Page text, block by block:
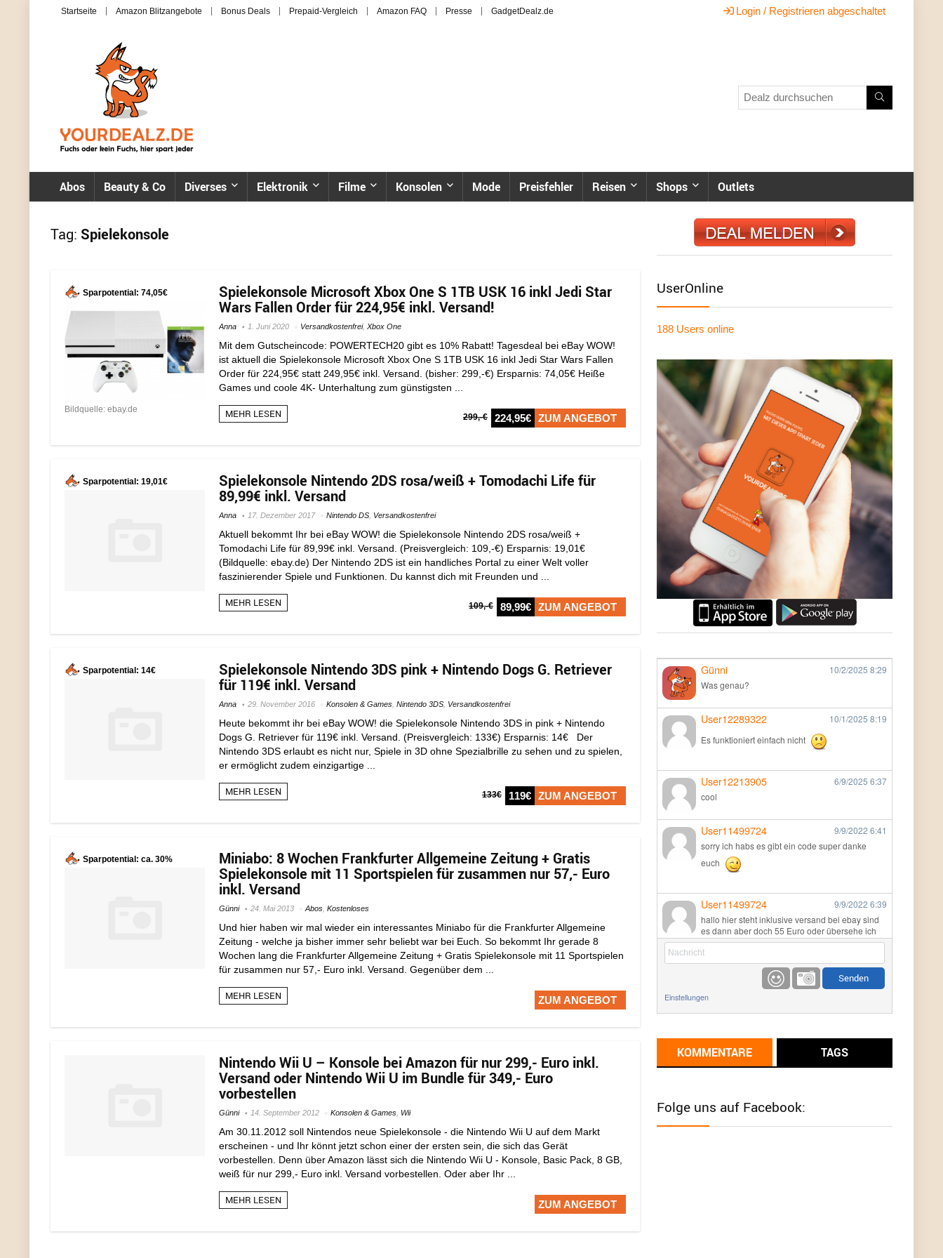
Startseite Amazon Blitzangebote Bonus Deals Prepaid-Vergleich Amazon FAQ Presse GadgetDealz.de Login / Registrieren abgeschaltet
Abos Beauty & Co Diverses Elektronik Filme Konsolen Mode Preisfehler Reisen Shops Outlets
Tag: Spielekonsole
Sparpotential: 74,05€
Bildquelle: ebay.de
Spielekonsole Microsoft Xbox One S 1TB USK 16 inkl Jedi Star
Wars Fallen Order für 224,95€ inkl. Versand!
Anna 1. Juni 2020 Versandkostenfrei, Xbox One
Mit dem Gutscheincode: POWERTECH20 gibt es 10% Rabatt! Tagesdeal bei eBay WOW!
ist aktuell die Spielekonsole Microsoft Xbox One S 1TB USK 16 inkl Jedi Star Wars Fallen
Order für 224,95€ statt 249,95€ inkl. Versand. (bisher: 299,-€) Ersparnis: 74,05€ Heiße
Games und coole 4K- Unterhaltung zum günstigsten ...
MEHR LESEN 299,-€ 224,95€ ZUM ANGEBOT
Sparpotential: 19,01€
Spielekonsole Nintendo 2DS rosa/weiß + Tomodachi Life für
89,99€ inkl. Versand
Anna 17. Dezember 2017 Nintendo DS Versandkostenfrei
Aktuell bekommt Ihr bei eBay WOW! die Spielekonsole Nintendo 2DS rosa/weiß +
Tomodachi Life für 89,99€ inkl. Versand. (Preisvergleich: 109,-€) Ersparnis: 19,01€
(Bildquelle: ebay.de) Der Nintendo 2DS ist ein handliches Portal zu einer Welt voller
faszinierender Spiele und Funktionen. Du kannst dich mit Freunden und ...
MEHR LESEN 109,-€ 89,99€ ZUM ANGEBOT
Sparpotential: 14€
Spielekonsole Nintendo 3DS pink + Nintendo Dogs G. Retriever
für 119€ inkl. Versand
Anna 29. November 2016 Konsolen & Games Nintendo 3DS Versandkostenfrei
Heute bekommt ihr bei eBay WOW! die Spielekonsole Nintendo 3DS in pink + Nintendo
Dogs G. Retriever für 119€ inkl. Versand. (Preisvergleich: 133€) Ersparnis: 14€ Der
Nintendo 3DS erlaubt es nicht nur, Spiele in 3D ohne Spezialbrille zu sehen und zu spielen,
er ermöglicht zudem einzigartige ...
MEHR LESEN 133€ 119€ ZUM ANGEBOT
Sparpotential: ca. 30%
Miniabo: 8 Wochen Frankfurter Allgemeine Zeitung + Gratis
Spielekonsole mit 11 Sportspielen für zusammen nur 57,- Euro
inkl. Versand
Günni 24. Mai 2013 Abos Kostenloses
Und hier haben wir mal wieder ein interessantes Miniabo für die Frankfurter Allgemeine
Zeitung - welche ja bisher immer sehr beliebt war bei Euch. So bekommt Ihr gerade 8
Wochen lang die Frankfurter Allgemeine Zeitung + Gratis Spielekonsole mit 11 Sportspielen
für zusammen nur 57,- Euro inkl. Versand. Gegenüber dem ...
MEHR LESEN ZUM ANGEBOT
Nintendo Wii U – Konsole bei Amazon für nur 299,- Euro inkl.
Versand oder Nintendo Wii U im Bundle für 349,- Euro
vorbestellen
Günni 14. September 2012 Konsolen & Games Wii
Am 30.11.2012 soll Nintendos neue Spielekonsole - die Nintendo Wii U auf dem Markt
erscheinen - und Ihr könnt jetzt schon einer der ersten sein, die sich das Gerät
vorbestellen. Denn über Amazon lässt sich die Nintendo Wii U - Konsole, Basic Pack, 8 GB,
weiß für nur 299,- Euro inkl. Versand vorbestellen. Oder aber Ihr ...
MEHR LESEN ZUM ANGEBOT
UserOnline
188 Users online
Günni 10/2/2025 8:29
Was genau?
User12289322 10/1/2025 8:19
Es funktioniert einfach nicht
User12213905 6/9/2025 6:37
cool
User11499724 9/9/2022 6:41
sorry ich habs es gibt ein code super danke
euch
User11499724 9/9/2022 6:39
hallo hier steht inklusive versand bei ebay sind
es dann aber doch 55 Euro oder übersehe ich
etwas
9/1/20226:17
Ich glaube du hast den Sinn eines
Schnäppchenblogs noch immer nicht
Günni 9/1/2022
meisten Deals sind Tagespreise!
Einstellungen
KOMMENTARE TAGS
Folge uns auf Facebook: